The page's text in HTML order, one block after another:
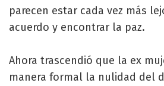
parecen estar cada vez más
acuerdo y encontrar la paz.
Ahora trascendió que la ex
manera formal la nulidad del